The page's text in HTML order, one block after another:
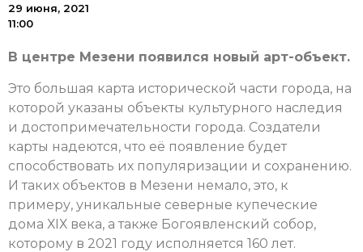
29 июня, 2021
11:00
В центре Мезени появился новый арт-объект.
Это большая карта исторической части города, на
которой указаны объекты культурного наследия
и достопримечательности города. Создатели
карты надеются, что её появление будет
способствовать их популяризации и сохранению.
И таких объектов в Мезени немало, это, к
примеру, уникальные северные купеческие
дома ХIХ века, а также Богоявленский собор,
которому в 2021 году исполняется 160 лет.